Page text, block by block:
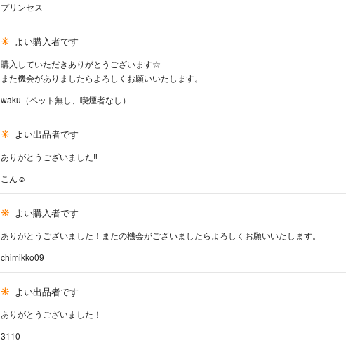
プリンセス
よい購入者です
購入していただきありがとうございます☆
また機会がありましたらよろしくお願いいたします。
waku（ペット無し、喫煙者なし）
よい出品者です
ありがとうございました‼︎
こん☺︎
よい購入者です
ありがとうございました！またの機会がございましたらよろしくお願いいたします。
chimikko09
よい出品者です
ありがとうございました！
3110